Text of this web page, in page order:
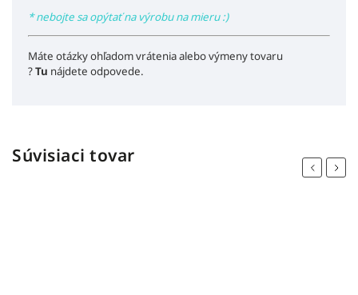
* nebojte sa opýtať na výrobu na mieru :)
Máte otázky ohľadom vrátenia alebo výmeny tovaru
?Tu nájdete odpovede.
Súvisiaci tovar
Previous
Next